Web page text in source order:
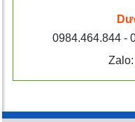
0984.464.844 -
Zalo: